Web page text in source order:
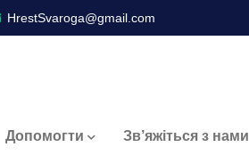
HrestSvaroga@gmail.com
Допомогти Зв’яжіться з нами